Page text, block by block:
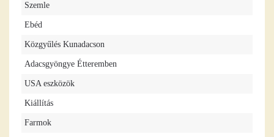
Szemle
Ebéd
Közgyűlés Kunadacson
Adacsgyöngye Étteremben
USA eszközök
Kiállítás
Farmok